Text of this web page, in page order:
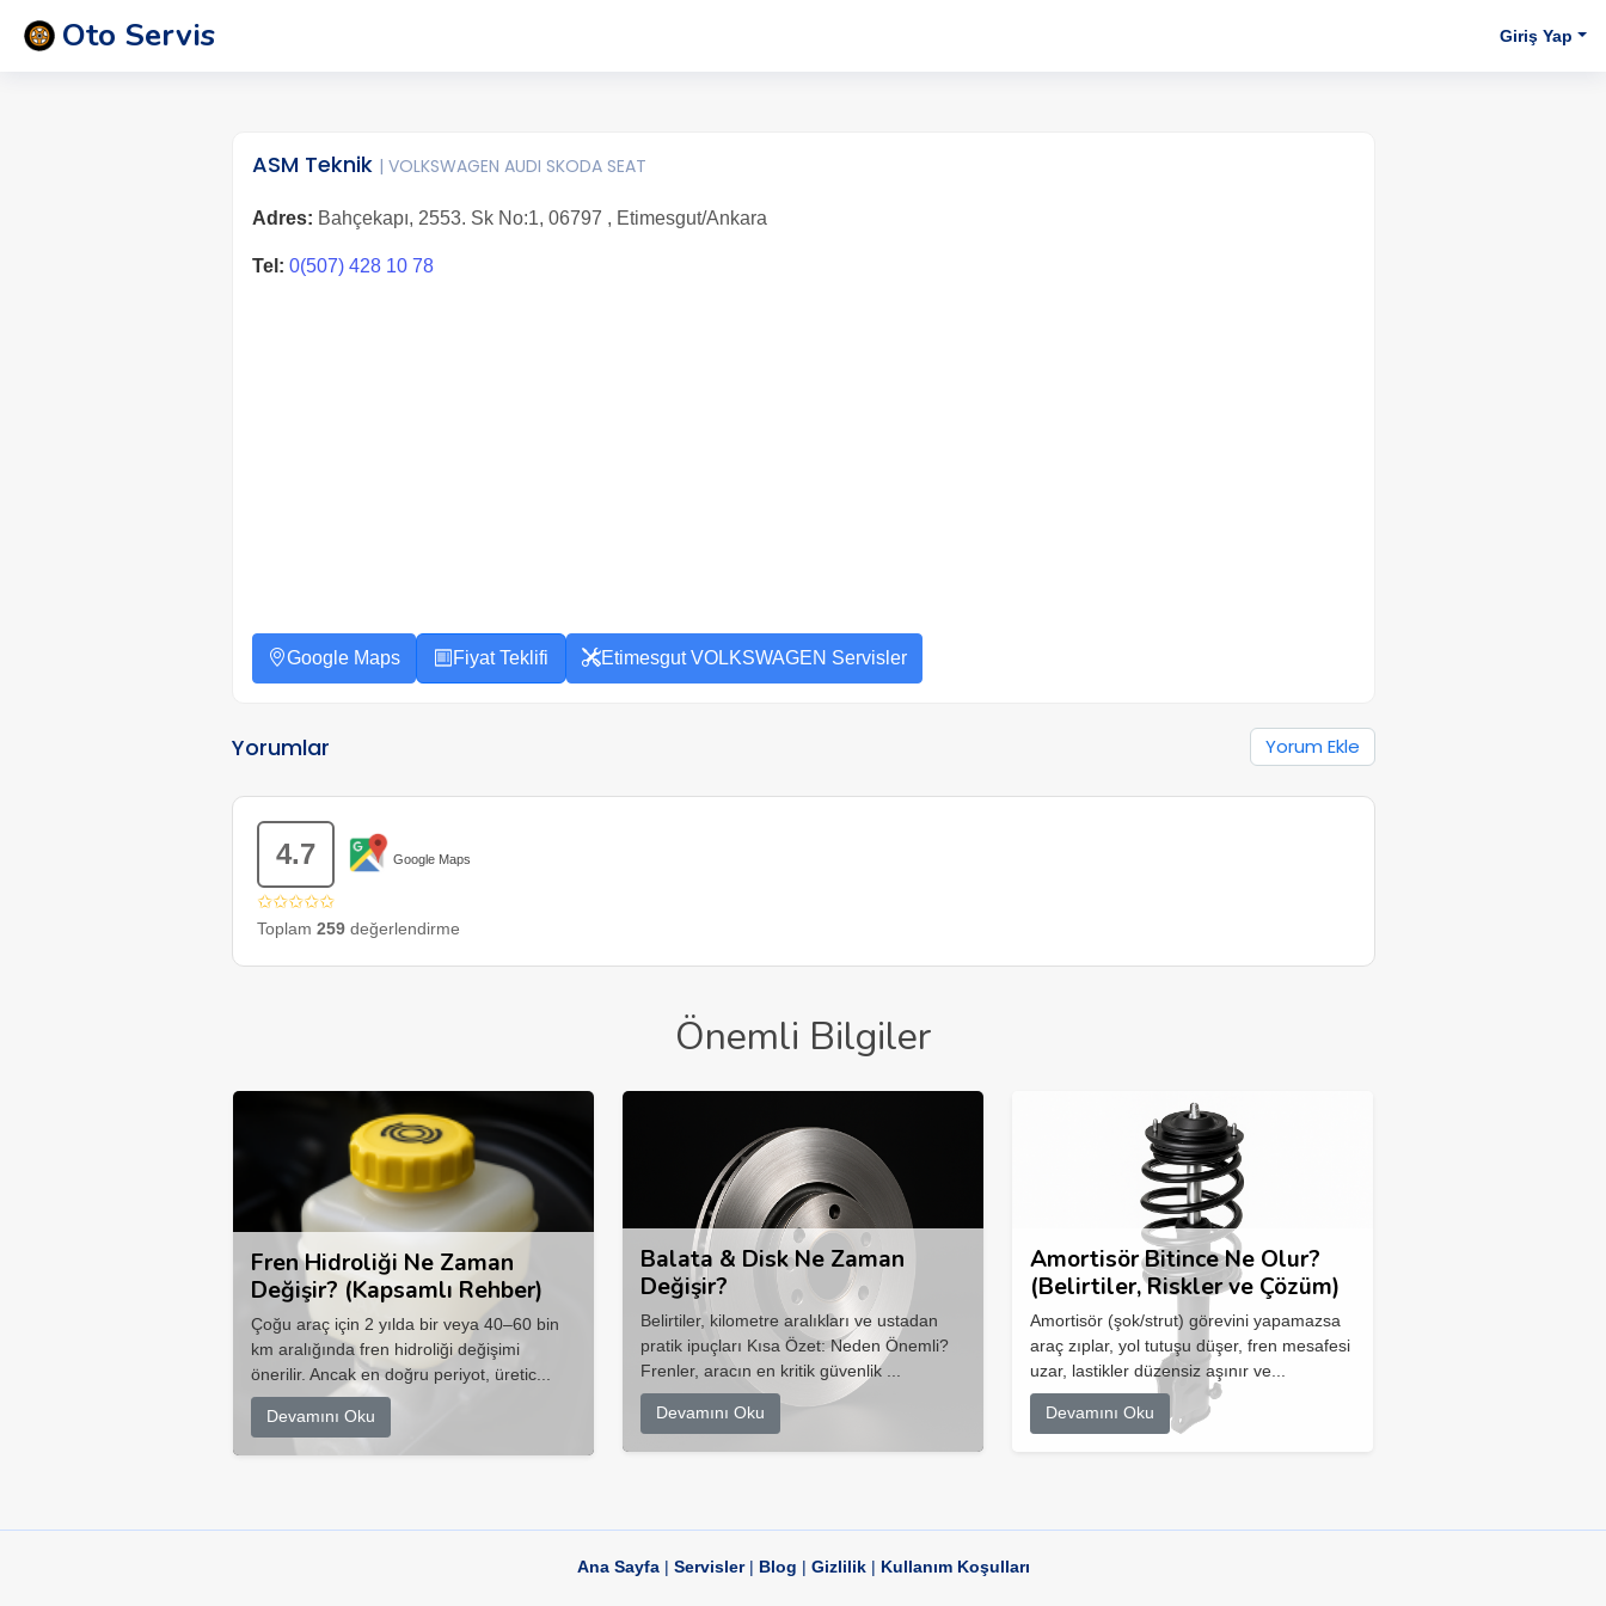
Oto Servis Giriş Yap
ASM Teknik | VOLKSWAGEN AUDI SKODA SEAT
Adres: Bahçekapı, 2553. Sk No:1, 06797 , Etimesgut/Ankara
Tel: 0(507) 428 10 78
Google Maps Fiyat Teklifi Etimesgut VOLKSWAGEN Servisler
Yorumlar Yorum Ekle
4.7 Google Maps
✩✩✩✩✩
Toplam 259değerlendirme
Önemli Bilgiler
Fren Hidroliği Ne Zaman
Değişir? (Kapsamlı Rehber)
Çoğu araç için 2 yılda bir veya 40–60 bin
km aralığında fren hidroliği değişimi
önerilir. Ancak en doğru periyot, üretic...
Devamını Oku
Balata & Disk Ne Zaman
Değişir?
Belirtiler, kilometre aralıkları ve ustadan
pratik ipuçları Kısa Özet: Neden Önemli?
Frenler, aracın en kritik güvenlik ...
Devamını Oku
Amortisör Bitince Ne Olur?
(Belirtiler, Riskler ve Çözüm)
Amortisör (şok/strut) görevini yapamazsa
araç zıplar, yol tutuşu düşer, fren mesafesi
uzar, lastikler düzensiz aşınır ve...
Devamını Oku
Ana Sayfa| Servisler| Blog | Gizlilik| Kullanım Koşulları